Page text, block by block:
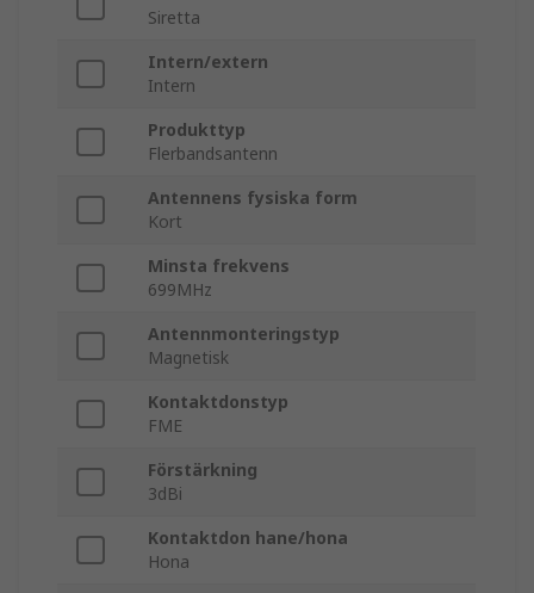
Siretta
Intern/extern
Intern
Produkttyp
Flerbandsantenn
Antennens fysiska form
Kort
Minsta frekvens
699MHz
Antennmonteringstyp
Magnetisk
Kontaktdonstyp
FME
Förstärkning
3dBi
Kontaktdon hane/hona
Hona